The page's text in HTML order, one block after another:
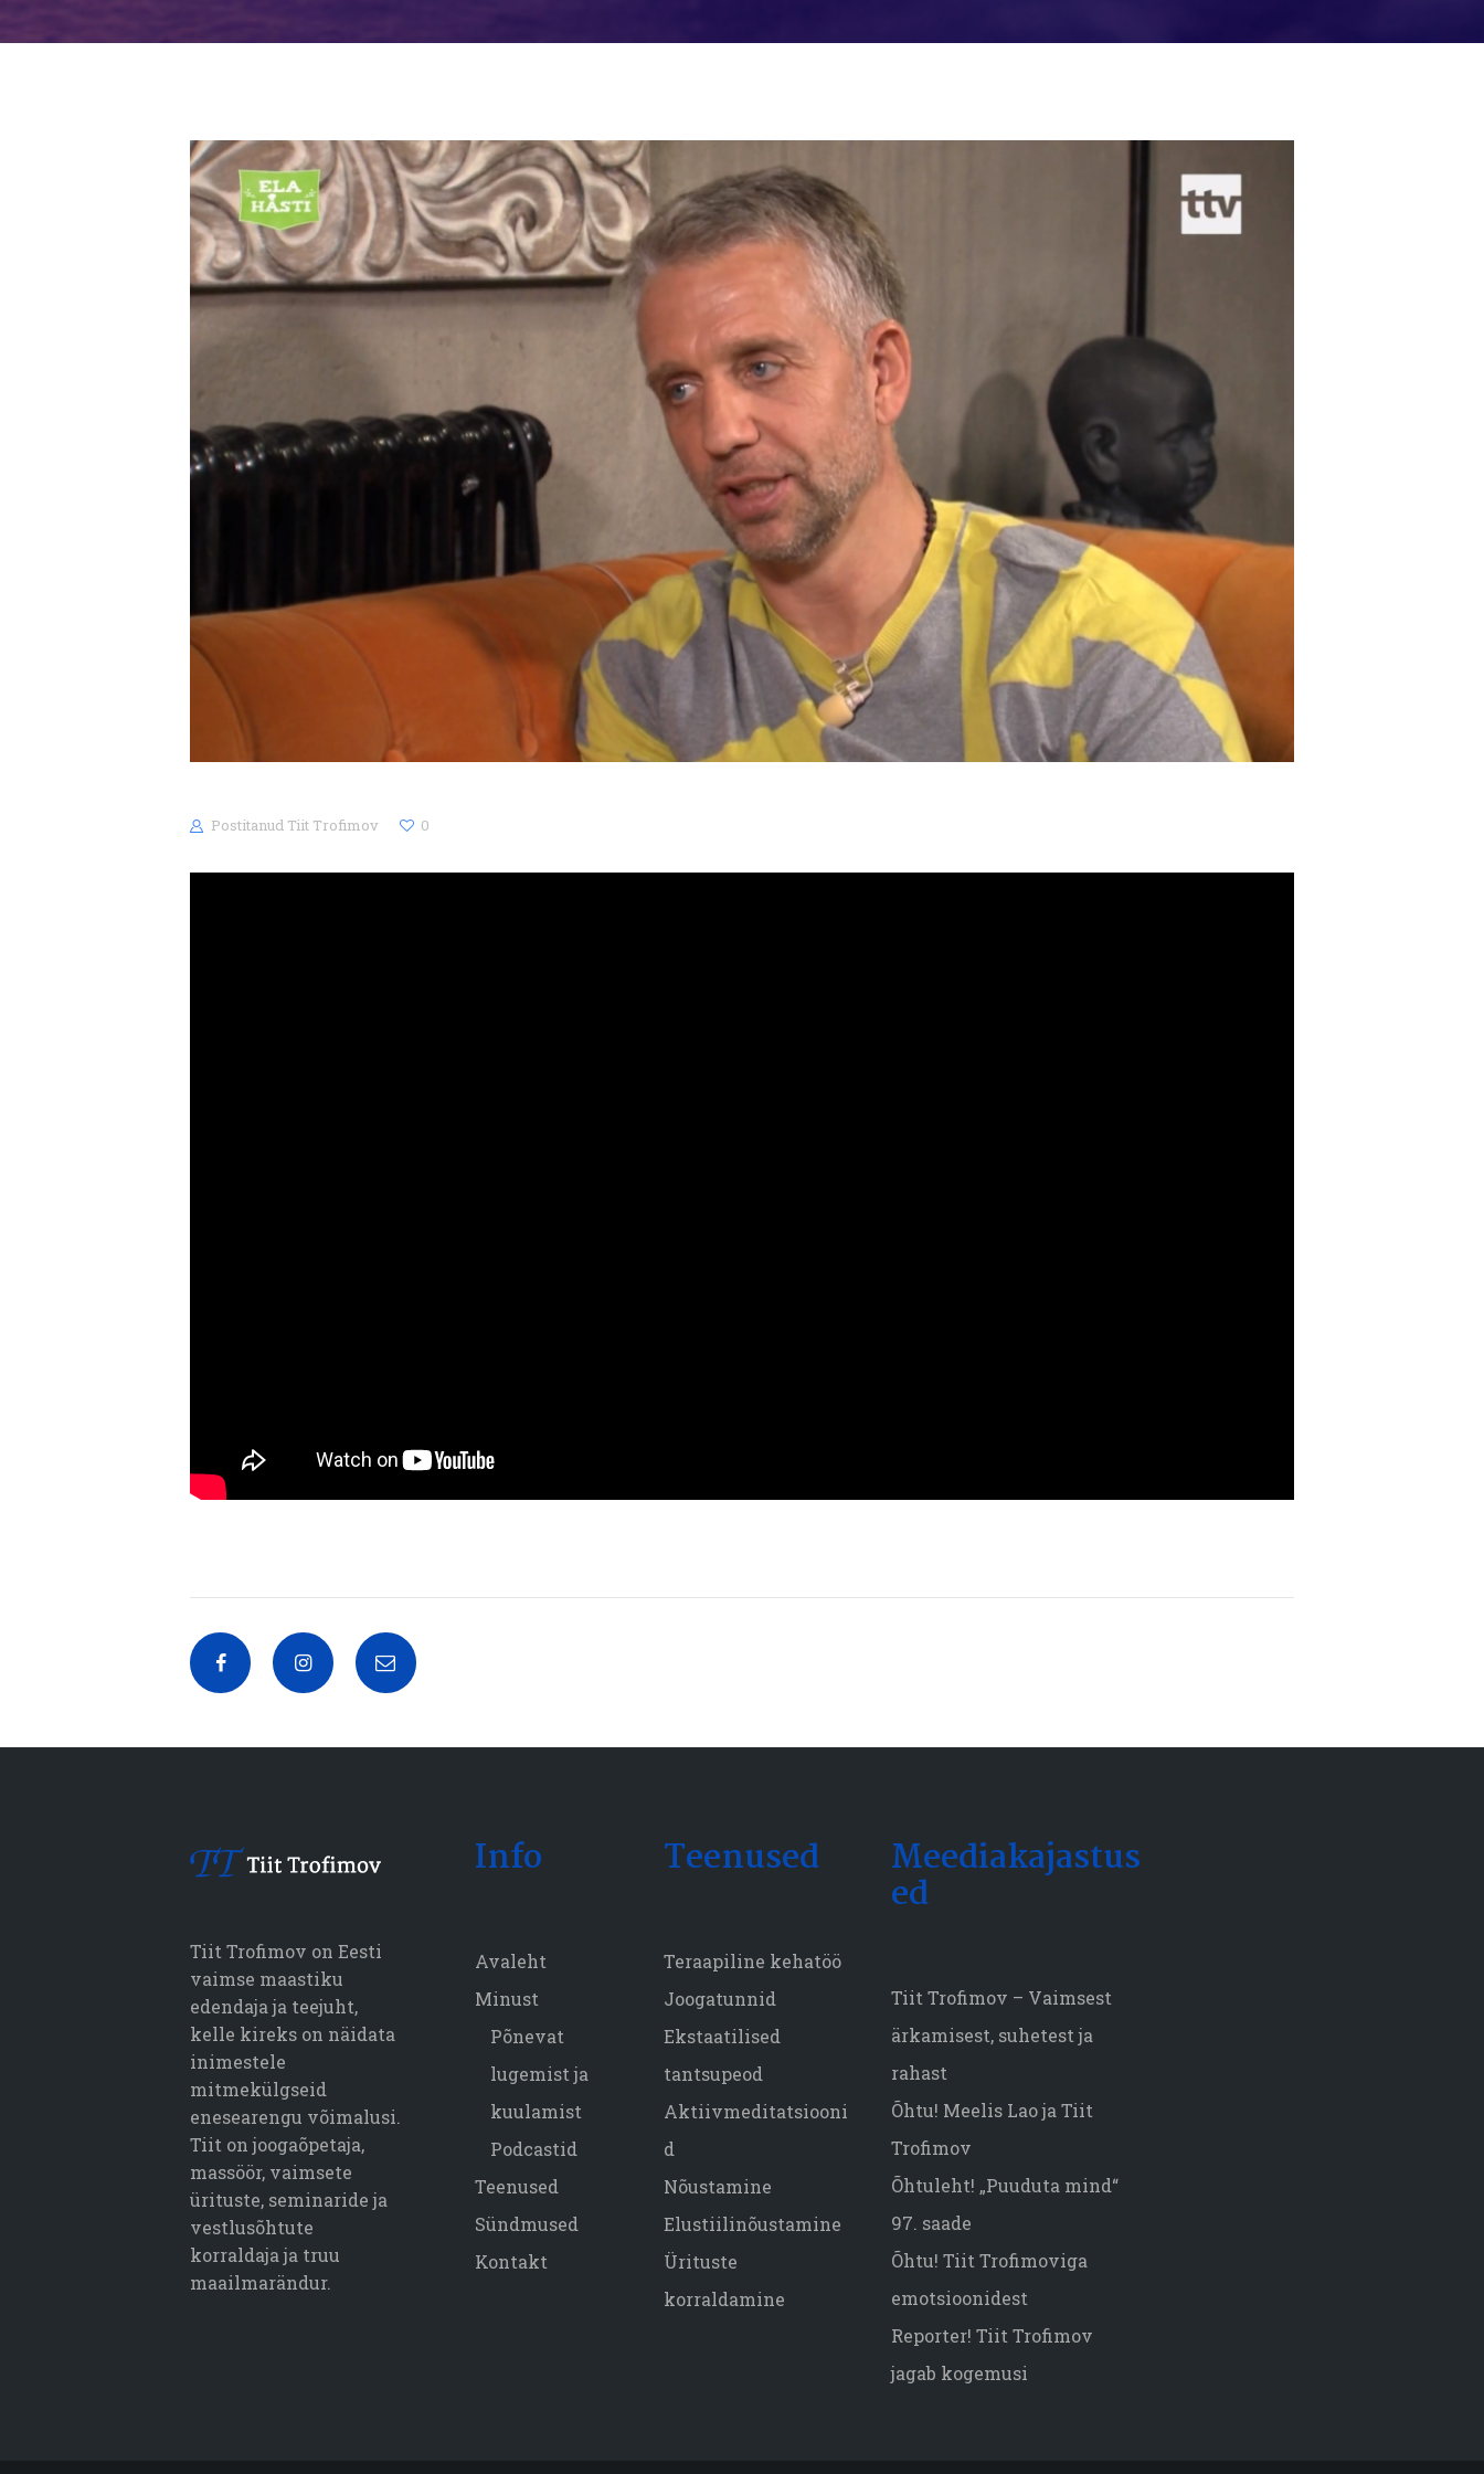
Postitanud Tiit Trofimov 0
Tiit Trofimov on Eesti
vaimse maastiku
edendaja ja teejuht,
kelle kireks on näidata
inimestele
mitmekülgseid
enesearengu võimalusi.
Tiit on joogaõpetaja,
massöör, vaimsete
ürituste, seminaride ja
vestlusõhtute
korraldaja ja truu
maailmarändur.
Info
Avaleht
Minust
Põnevat
lugemist ja
kuulamist
Podcastid
Teenused
Sündmused
Kontakt
Teenused
Teraapiline kehatöö
Joogatunnid
Ekstaatilised
tantsupeod
Aktiivmeditatsiooni
d
Nõustamine
Elustiilinõustamine
Ürituste
korraldamine
Meediakajastus
ed
Tiit Trofimov – Vaimsest
ärkamisest, suhetest ja
rahast
Õhtu! Meelis Lao ja Tiit
Trofimov
Õhtuleht! „Puuduta mind“
97. saade
Õhtu! Tiit Trofimoviga
emotsioonidest
Reporter! Tiit Trofimov
jagab kogemusi